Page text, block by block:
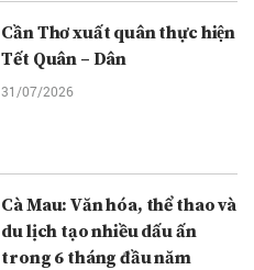
Cần Thơ xuất quân thực hiện
Tết Quân – Dân
31/07/2026
Cà Mau: Văn hóa, thể thao và
du lịch tạo nhiều dấu ấn
trong 6 tháng đầu năm